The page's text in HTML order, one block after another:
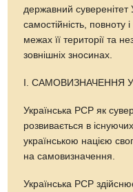
державний суверенітет
самостійність, повноту
межах її території та
зовнішніх зносинах.
І. САМОВИЗНАЧЕННЯ
Українська РСР як
розвивається в
українською нацією
на самовизначення.
Українська РСР